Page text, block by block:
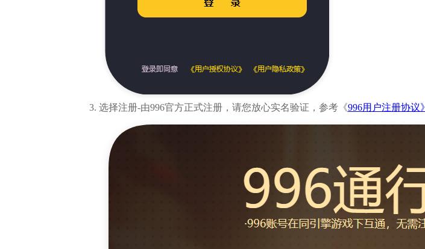
选择注册-由996官方正式注册，请您放心实名验证，参考《996用户注册协议》